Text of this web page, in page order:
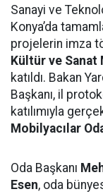
Sanayi ve
Konya’da
projelerin imza
Kültür ve Sanat
katıldı. Bakan
Başkanı, il
katılımıyla
Mobilyacılar
Oda Başkanı
Esen, oda